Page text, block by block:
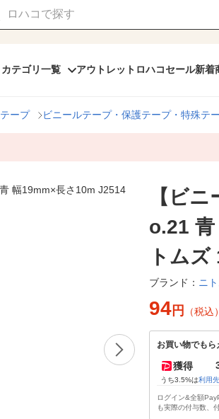
カテゴリ一覧 アウトレット ロハコセール新着
テープ ビニールテープ・保護テープ・特殊テ
【ビ
o.21
トムズ
ブランド： ニ
94 円 （税込）
お買い物でもら
獲得
うち3.5%は利用
ログイン&全額
も実際の付与数、